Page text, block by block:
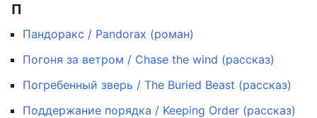
П
Пандоракс / Pandorax (роман)
Погоня за ветром / Chase the wind (рассказ)
Погребенный зверь / The Buried Beast (рассказ)
Поддержание порядка / Keeping Order (рассказ)